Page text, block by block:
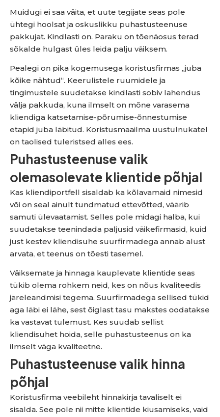
Muidugi ei saa väita, et uute tegijate seas pole
ühtegi hoolsat ja oskuslikku puhastusteenuse
pakkujat. Kindlasti on. Paraku on tõenäosus terad
sõkalde hulgast üles leida palju väiksem.
Pealegi on pika kogemusega koristusfirmas „juba
kõike nähtud“. Keerulistele ruumidele ja
tingimustele suudetakse kindlasti sobiv lahendus
välja pakkuda, kuna ilmselt on mõne varasema
kliendiga katsetamise-põrumise-õnnestumise
etapid juba läbitud. Koristusmaailma uustulnukatel
on taolised tuleristsed alles ees.
Puhastusteenuse valik
olemasolevate klientide põhjal
Kas kliendiportfell sisaldab ka kõlavamaid nimesid
või on seal ainult tundmatud ettevõtted, väärib
samuti ülevaatamist. Selles pole midagi halba, kui
suudetakse teenindada paljusid väikefirmasid, kuid
just kestev kliendisuhe suurfirmadega annab alust
arvata, et teenus on tõesti tasemel.
Väiksemate ja hinnaga kauplevate klientide seas
tükib olema rohkem neid, kes on nõus kvaliteedis
järeleandmisi tegema. Suurfirmadega sellised tükid
aga läbi ei lähe, sest õiglast tasu makstes oodatakse
ka vastavat tulemust. Kes suudab sellist
kliendisuhet hoida, selle puhastusteenus on ka
ilmselt väga kvaliteetne.
Puhastusteenuse valik hinna
põhjal
Koristusfirma veebileht hinnakirja tavaliselt ei
sisalda. See pole nii mitte klientide kiusamiseks, vaid